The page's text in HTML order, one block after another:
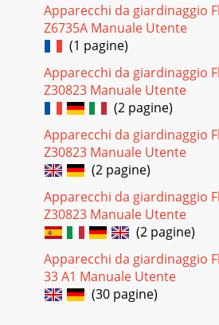
Apparecchi da giardinaggio
Z6735A Manuale Utente
(1 pagine)
Apparecchi da giardinaggio
Z30823 Manuale Utente
(2 pagine)
Apparecchi da giardinaggio
Z30823 Manuale Utente
(2 pagine)
Apparecchi da giardinaggio
Z30823 Manuale Utente
(2 pagine)
Apparecchi da giardinaggio
33 A1 Manuale Utente
(30 pagine)